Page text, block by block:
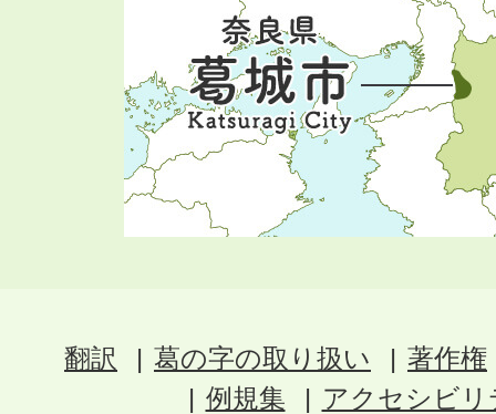
翻訳 葛の字の取り扱い
著作権
例規集
アクセシビ